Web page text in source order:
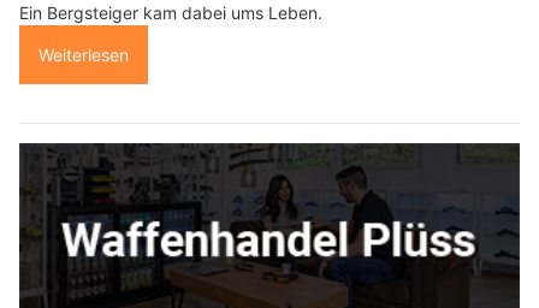
Ein Bergsteiger kam dabei ums Leben.
Weiterlesen